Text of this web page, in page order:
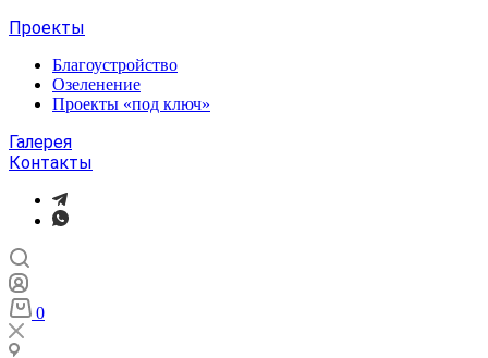
Проекты
Благоустройство
Озеленение
Проекты «под ключ»
Галерея
Контакты
0